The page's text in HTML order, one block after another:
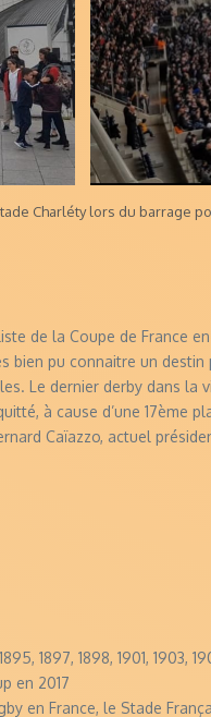
Charléty lors du barrage
de la Coupe de France
bien pu connaitre un
Le dernier derby dans
à cause d’une 17ème
Caïazzo, actuel
1897, 1898, 1901, 1903,
en 2017
en France, le Stade